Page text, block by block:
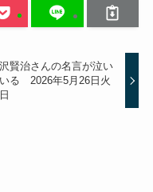
賢治さんの名言が泣い
る 2026年5月26日火